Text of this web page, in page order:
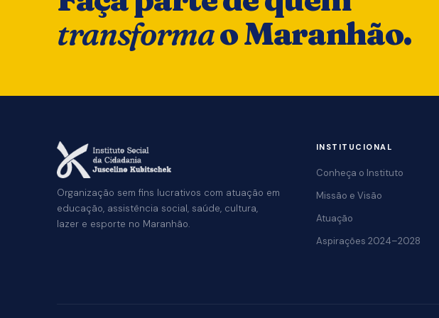
transformao Maranhão.
Organização sem fins lucrativos com atuação em
educação, assistência social, saúde, cultura,
lazer e esporte no Maranhão.
INSTITUCIONAL
Conheça o Instituto
Missão e Visão
Atuação
Aspirações 2024–2028